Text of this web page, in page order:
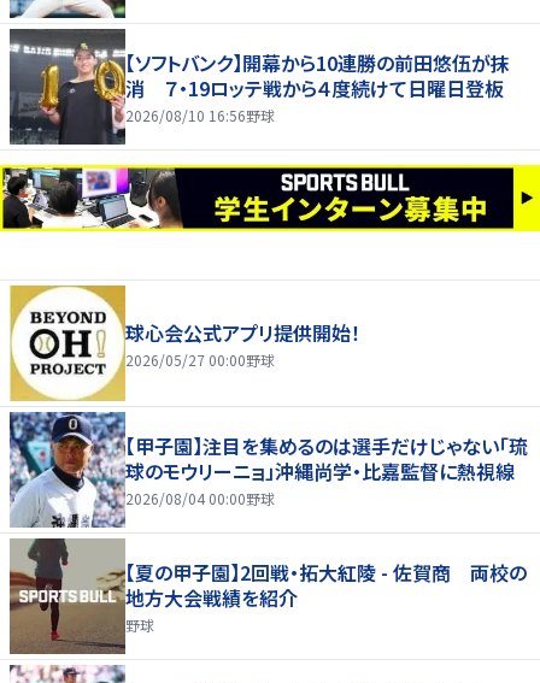
【ソフトバンク】開幕から10連勝の前田悠伍が抹
消 ７・19ロッテ戦から４度続けて日曜日登板
2026/08/10 16:56野球
球心会公式アプリ提供開始！
2026/05/27 00:00野球
【甲子園】注目を集めるのは選手だけじゃない「琉
球のモウリーニョ」沖縄尚学・比嘉監督に熱視線
2026/08/04 00:00野球
【夏の甲子園】2回戦・拓大紅陵 - 佐賀商 両校の
地方大会戦績を紹介
野球